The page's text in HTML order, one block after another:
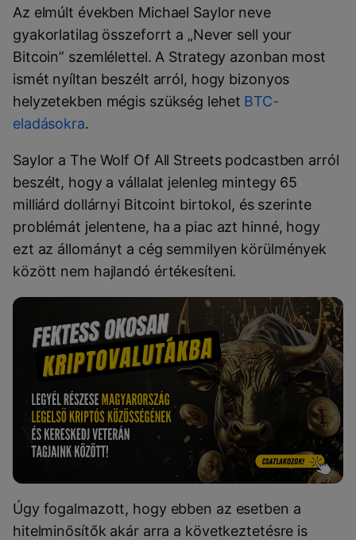
Az elmúlt években Michael Saylor neve
gyakorlatilag összeforrt a „Never sell your
Bitcoin” szemlélettel. A Strategy azonban most
ismét nyíltan beszélt arról, hogy bizonyos
helyzetekben mégis szükség lehet BTC-
eladásokra.
Saylor a The Wolf Of All Streets podcastben arról
beszélt, hogy a vállalat jelenleg mintegy 65
milliárd dollárnyi Bitcoint birtokol, és szerinte
problémát jelentene, ha a piac azt hinné, hogy
ezt az állományt a cég semmilyen körülmények
között nem hajlandó értékesíteni.
Úgy fogalmazott, hogy ebben az esetben a
hitelminősítők akár arra a következtetésre is